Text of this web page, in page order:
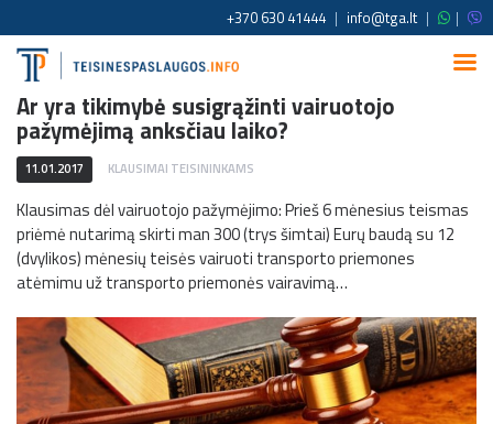
+370 630 41444 | info@tga.lt | |
Ar yra tikimybė susigrąžinti vairuotojo
pažymėjimą anksčiau laiko?
11.01.2017 KLAUSIMAI TEISININKAMS
Klausimas dėl vairuotojo pažymėjimo: Prieš 6 mėnesius teismas
priėmė nutarimą skirti man 300 (trys šimtai) Eurų baudą su 12
(dvylikos) mėnesių teisės vairuoti transporto priemones
atėmimu už transporto priemonės vairavimą…